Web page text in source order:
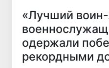
«Лучший
одержали
рекордными